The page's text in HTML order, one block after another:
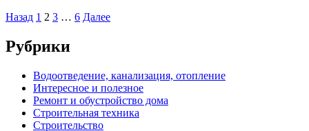
Пагинация
записей
Назад 1 2 3 … 6 Далее
Рубрики
Водоотведение, канализация, отопление
Интересное и полезное
Ремонт и обустройство дома
Строительная техника
Строительство